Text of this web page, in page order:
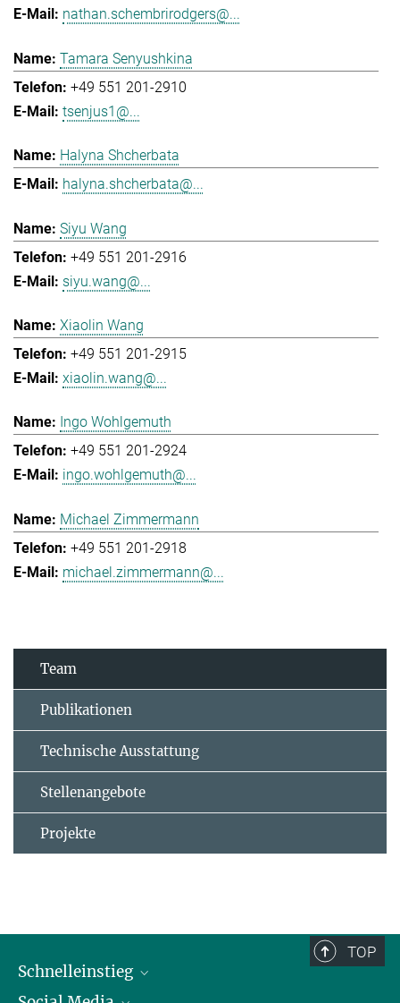
nathan.schembrirodgers@...
Tamara Senyushkina
+49 551 201-2910
tsenjus1@...
Halyna Shcherbata
halyna.shcherbata@...
Siyu Wang
+49 551 201-2916
siyu.wang@...
Xiaolin Wang
+49 551 201-2915
xiaolin.wang@...
Ingo Wohlgemuth
+49 551 201-2924
ingo.wohlgemuth@...
Michael Zimmermann
+49 551 201-2918
michael.zimmermann@...
Team
Publikationen
Technische Ausstattung
Stellenangebote
Projekte
TOP
Schnelleinstieg